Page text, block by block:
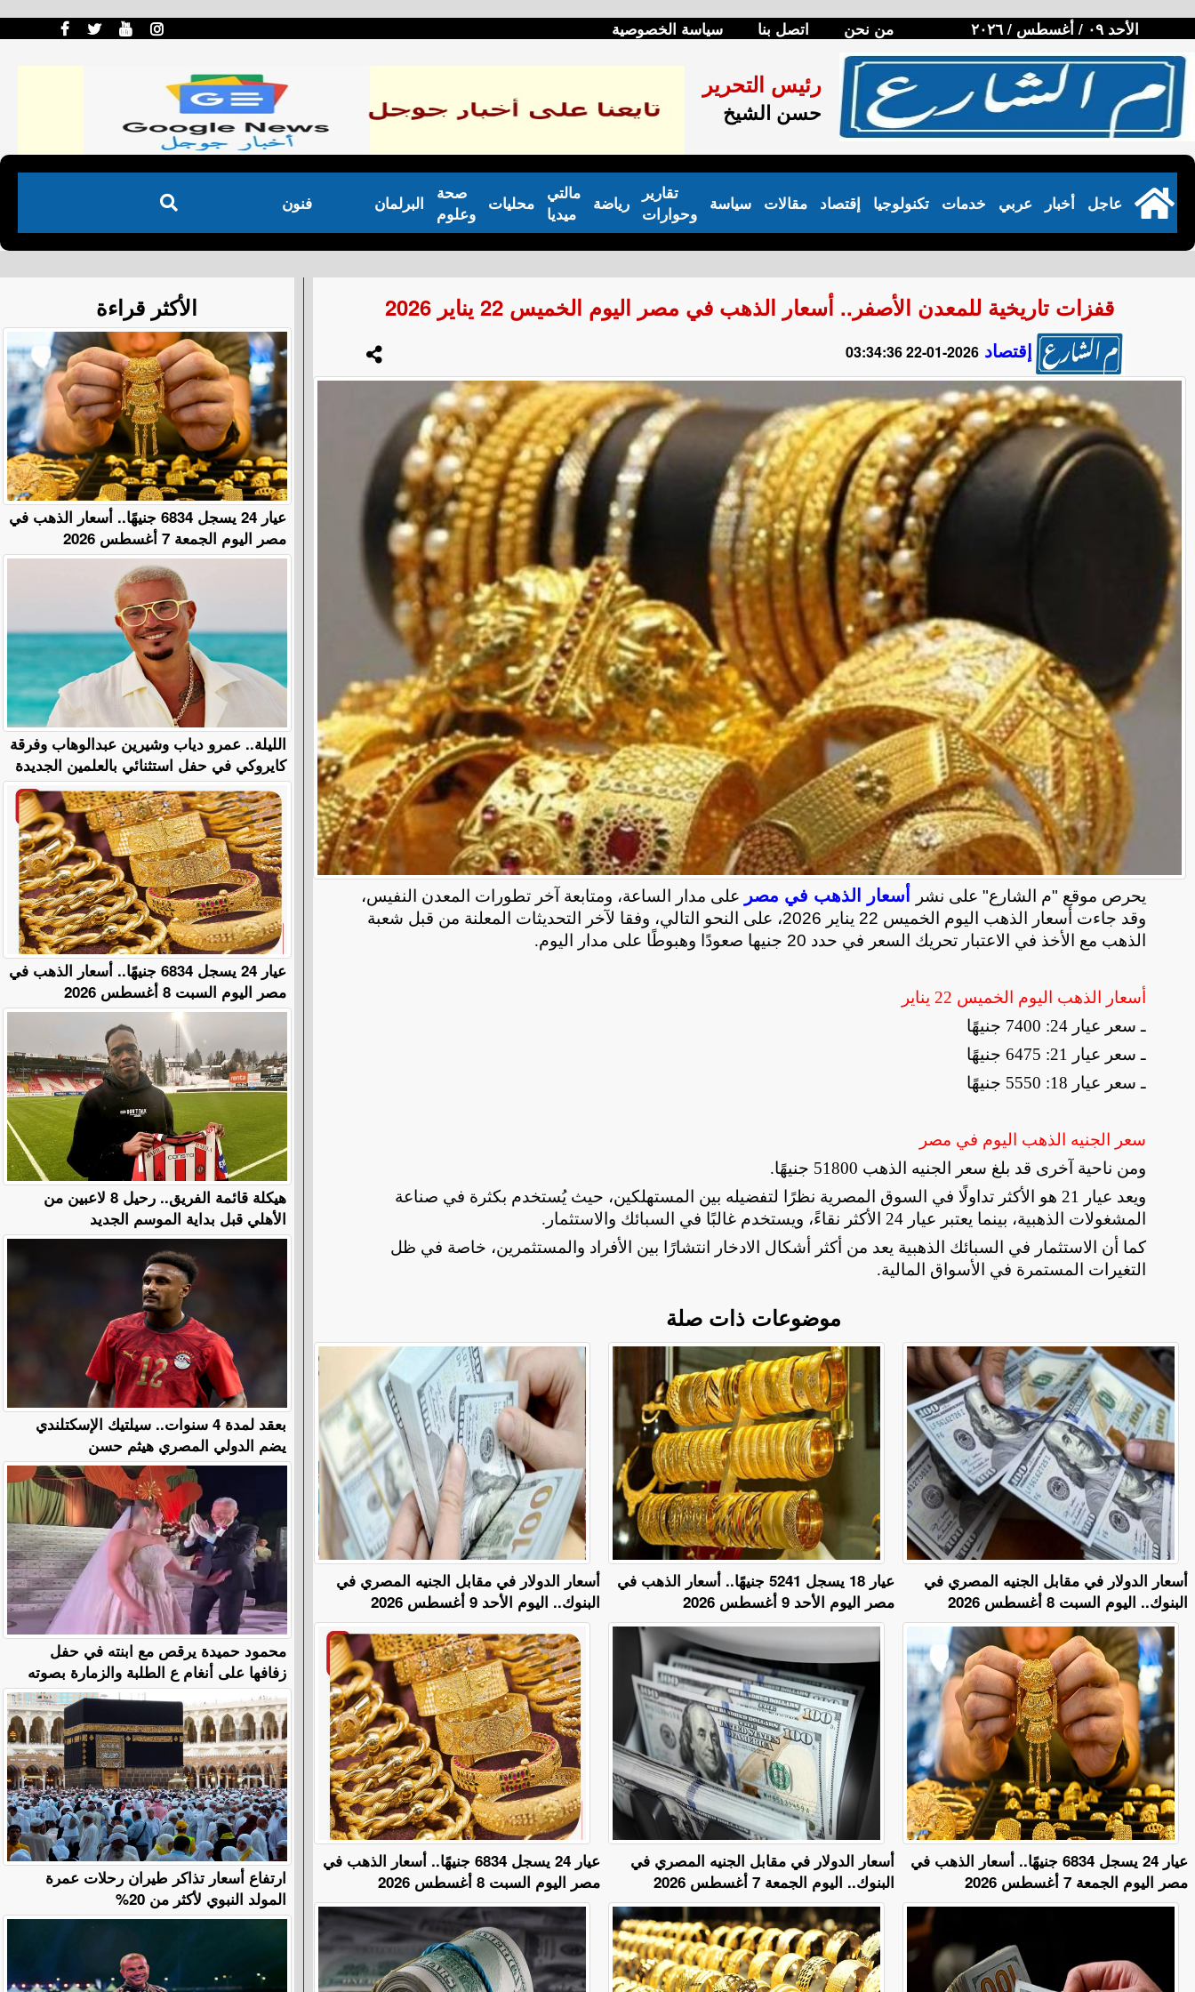
الأحد ٠٩ / أغسطس / ٢٠٢٦ من نحن اتصل بنا سياسة الخصوصية
رئيس التحرير
حسن الشيخ
فنون البرلمان
صحة
وعلوم
محليات
مالتي
ميديا
رياضة
تقارير
وحوارات
سياسة مقالات إقتصاد تكنولوجيا خدمات عربي أخبار عاجل
قفزات تاريخية للمعدن الأصفر.. أسعار الذهب في مصر اليوم الخميس 22 يناير 2026
إقتصاد 2026-01-22 03:34:36
يحرص موقع "م الشارع" على نشر أسعار الذهب في مصر على مدار الساعة، ومتابعة آخر تطورات المعدن النفيس،
وقد جاءت أسعار الذهب اليوم الخميس 22 يناير 2026، على النحو التالي، وفقا لآخر التحديثات المعلنة من قبل شعبة
الذهب مع الأخذ في الاعتبار تحريك السعر في حدد 20 جنيها صعودًا وهبوطًا على مدار اليوم
.
أسعار الذهب اليوم الخميس 22 يناير
ـ سعر عيار 24: 7400 جنيهًا
ـ سعر عيار 21: 6475 جنيهًا
ـ سعر عيار 18: 5550 جنيهًا
سعر الجنيه الذهب اليوم في مصر
ومن ناحية آخرى قد بلغ سعر الجنيه الذهب 51800 جنيهًا
.
ويعد عيار 21 هو الأكثر تداولًا في السوق المصرية نظرًا لتفضيله بين المستهلكين، حيث يُستخدم بكثرة في صناعة
المشغولات الذهبية، بينما يعتبر عيار 24 الأكثر نقاءً، ويستخدم غالبًا في السبائك والاستثمار
.
كما أن الاستثمار في السبائك الذهبية يعد من أكثر أشكال الادخار انتشارًا بين الأفراد والمستثمرين، خاصة في ظل
التغيرات المستمرة في الأسواق المالية.
موضوعات ذات صلة
أسعار الدولار في مقابل الجنيه المصري في
البنوك.. اليوم الأحد 9 أغسطس 2026
عيار 18 يسجل 5241 جنيهًا.. أسعار الذهب في
مصر اليوم الأحد 9 أغسطس 2026
أسعار الدولار في مقابل الجنيه المصري في
البنوك.. اليوم السبت 8 أغسطس 2026
عيار 24 يسجل 6834 جنيهًا.. أسعار الذهب في
مصر اليوم السبت 8 أغسطس 2026
أسعار الدولار في مقابل الجنيه المصري في
البنوك.. اليوم الجمعة 7 أغسطس 2026
عيار 24 يسجل 6834 جنيهًا.. أسعار الذهب في
مصر اليوم الجمعة 7 أغسطس 2026
الأكثر قراءة
عيار 24 يسجل 6834 جنيهًا.. أسعار الذهب في
مصر اليوم الجمعة 7 أغسطس 2026
الليلة.. عمرو دياب وشيرين عبدالوهاب وفرقة
كايروكي في حفل استثنائي بالعلمين الجديدة
عيار 24 يسجل 6834 جنيهًا.. أسعار الذهب في
مصر اليوم السبت 8 أغسطس 2026
هيكلة قائمة الفريق.. رحيل 8 لاعبين من
الأهلي قبل بداية الموسم الجديد
بعقد لمدة 4 سنوات.. سيلتيك الإسكتلندي
يضم الدولي المصري هيثم حسن
محمود حميدة يرقص مع ابنته في حفل
زفافها على أنغام ع الطلبة والزمارة بصوته
ارتفاع أسعار تذاكر طيران رحلات عمرة
المولد النبوي لأكثر من 20%